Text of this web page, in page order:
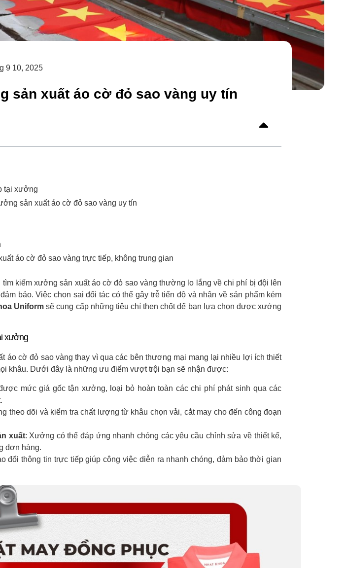
9 10, 2025
sản xuất áo cờ đỏ sao vàng uy tín
tại xưởng
sản xuất áo cờ đỏ sao vàng uy tín
áo cờ đỏ sao vàng trực tiếp, không trung gian
kiếm xưởng sản xuất áo cờ đỏ sao vàng thường lo lắng về chi phí bị đội lên
bảo. Việc chọn sai đối tác có thể gây trễ tiến độ và nhận về sản phẩm kém
Uniform sẽ cung cấp những tiêu chí then chốt để bạn lựa chọn được xưởng
xưởng
áo cờ đỏ sao vàng thay vì qua các bên thương mại mang lại nhiều lợi ích thiết
khâu. Dưới đây là những ưu điểm vượt trội bạn sẽ nhận được:
mức giá gốc tận xưởng, loại bỏ hoàn toàn các chi phí phát sinh qua các
theo dõi và kiểm tra chất lượng từ khâu chọn vải, cắt may cho đến công đoạn
xuất: Xưởng có thể đáp ứng nhanh chóng các yêu cầu chỉnh sửa về thiết kế,
đơn hàng.
đổi thông tin trực tiếp giúp công việc diễn ra nhanh chóng, đảm bảo thời gian